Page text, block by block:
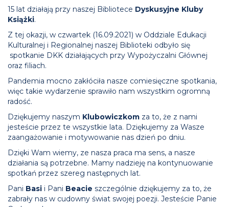
15 lat działają przy naszej Bibliotece Dyskusyjne Kluby
Książki.
Z tej okazji, w czwartek (16.09.2021) w Oddziale Edukacji
Kulturalnej i Regionalnej naszej Biblioteki odbyło się
spotkanie DKK działających przy Wypożyczalni Głównej
oraz filiach.
Pandemia mocno zakłóciła nasze comiesięczne spotkania,
więc takie wydarzenie sprawiło nam wszystkim ogromną
radość.
Dziękujemy naszym Klubowiczkom za to, że z nami
jesteście przez te wszystkie lata. Dziękujemy za Wasze
zaangażowanie i motywowanie nas dzień po dniu.
Dzięki Wam wiemy, ze nasza praca ma sens, a nasze
działania są potrzebne. Mamy nadzieję na kontynuowanie
spotkań przez szereg następnych lat.
Pani Basi i Pani Beacie szczególnie dziękujemy za to, że
zabrały nas w cudowny świat swojej poezji. Jesteście Panie